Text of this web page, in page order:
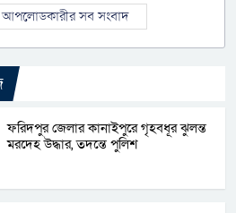
আপলোডকারীর সব সংবাদ
ফরিদপুর জেলার কানাইপুরে গৃহবধূর ঝুলন্ত
মরদেহ উদ্ধার, তদন্তে পুলিশ